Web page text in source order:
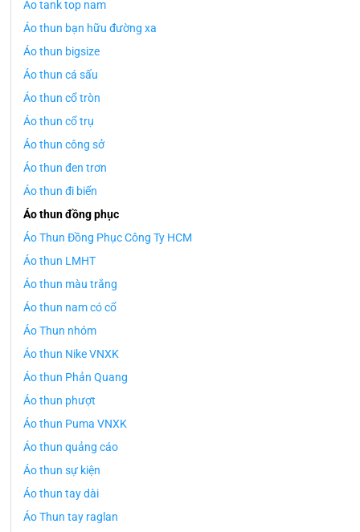
Áo tank top nam
Áo thun bạn hữu đường xa
Áo thun bigsize
Áo thun cá sấu
Áo thun cổ tròn
Áo thun cổ trụ
Áo thun công sở
Áo thun đen trơn
Áo thun đi biển
Áo thun đồng phục
Áo Thun Đồng Phục Công Ty HCM
Áo thun LMHT
Áo thun màu trắng
Áo thun nam có cổ
Áo Thun nhóm
Áo thun Nike VNXK
Áo thun Phản Quang
Áo thun phượt
Áo thun Puma VNXK
Áo thun quảng cáo
Áo thun sự kiện
Áo thun tay dài
Áo Thun tay raglan